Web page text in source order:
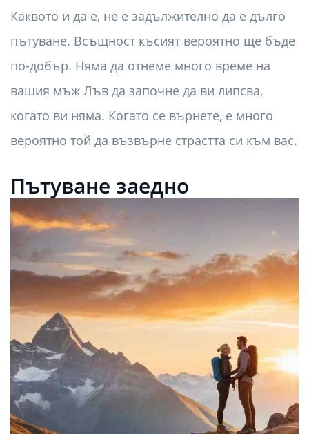
Каквото и да е, не е задължително да е дълго
пътуване. Всъщност късият вероятно ще бъде
по-добър. Няма да отнеме много време на
вашия мъж Лъв да започне да ви липсва,
когато ви няма. Когато се върнете, е много
вероятно той да възвърне страстта си към вас.
Пътуване заедно